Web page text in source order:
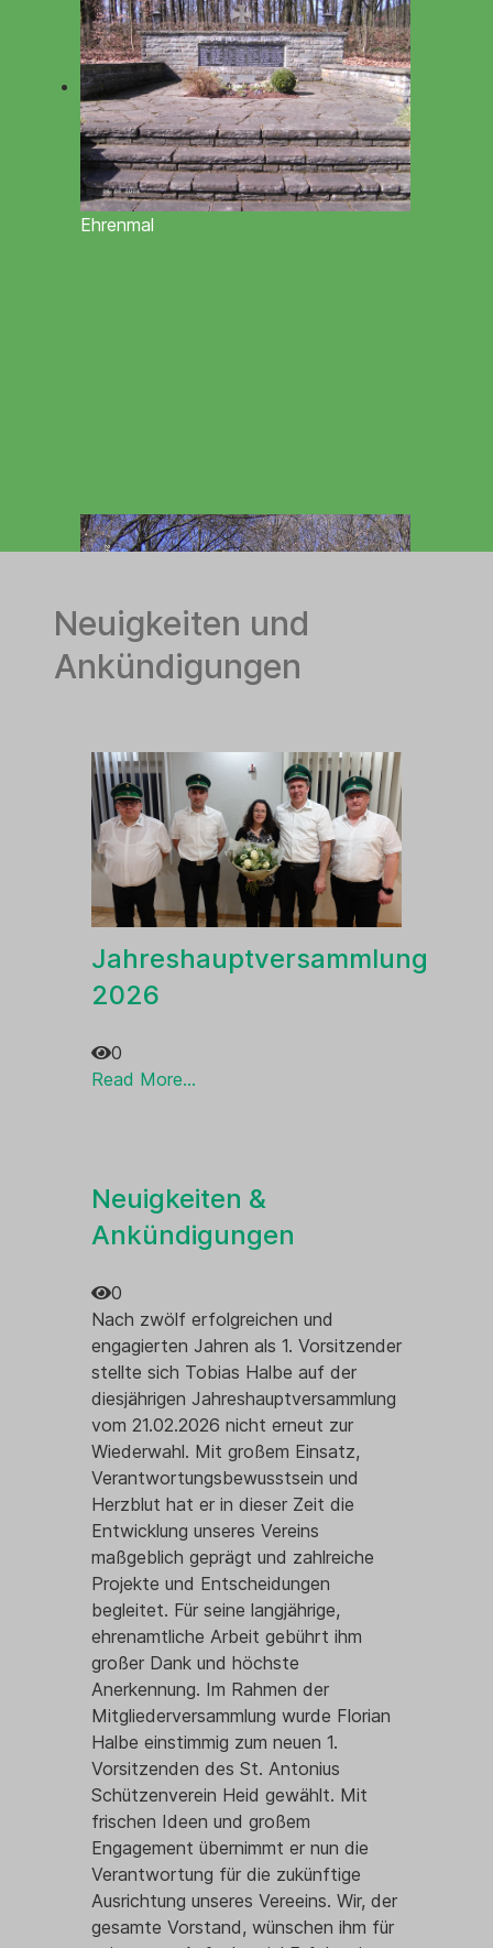
Ehrenmal
Ehrenmal
Ehrenmal
Neuigkeiten und
Ankündigungen
Jahreshauptversammlung
2026
0
Read More...
Neuigkeiten &
Ankündigungen
0
Nach zwölf erfolgreichen und
engagierten Jahren als 1. Vorsitzender
stellte sich Tobias Halbe auf der
diesjährigen Jahreshauptversammlung
vom 21.02.2026 nicht erneut zur
Wiederwahl. Mit großem Einsatz,
Verantwortungsbewusstsein und
Herzblut hat er in dieser Zeit die
Entwicklung unseres Vereins
maßgeblich geprägt und zahlreiche
Projekte und Entscheidungen
begleitet. Für seine langjährige,
ehrenamtliche Arbeit gebührt ihm
großer Dank und höchste
Anerkennung. Im Rahmen der
Mitgliederversammlung wurde Florian
Halbe einstimmig zum neuen 1.
Vorsitzenden des St. Antonius
Schützenverein Heid gewählt. Mit
frischen Ideen und großem
Engagement übernimmt er nun die
Verantwortung für die zukünftige
Ausrichtung unseres Vereeins. Wir, der
gesamte Vorstand, wünschen ihm für